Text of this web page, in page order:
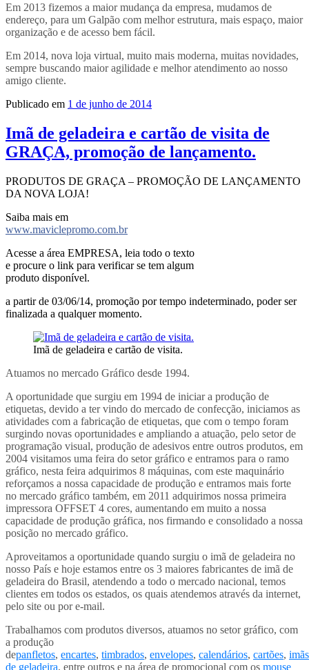
Em 2013 fizemos a maior mudança da empresa, mudamos de
endereço, para um Galpão com melhor estrutura, mais espaço, maior
organização e de acesso bem fácil.
Em 2014, nova loja virtual, muito mais moderna, muitas novidades,
sempre buscando maior agilidade e melhor atendimento ao nosso
amigo cliente.
Publicado em 1 de junho de 2014
Imã de geladeira e cartão de visita de
GRAÇA, promoção de lançamento.
PRODUTOS DE GRAÇA – PROMOÇÃO DE LANÇAMENTO
DA NOVA LOJA!
Saiba mais em
www.maviclepromo.com.br
Acesse a área EMPRESA, leia todo o texto
e procure o link para verificar se tem algum
produto disponível.
a partir de 03/06/14, promoção por tempo indeterminado, poder ser
finalizada a qualquer momento.
Imã de geladeira e cartão de visita.
Atuamos no mercado Gráfico desde 1994.
A oportunidade que surgiu em 1994 de iniciar a produção de
etiquetas, devido a ter vindo do mercado de confecção, iniciamos as
atividades com a fabricação de etiquetas, que com o tempo foram
surgindo novas oportunidades e ampliando a atuação, pelo setor de
programação visual, produção de adesivos entre outros produtos, em
2004 visitamos uma feira do setor gráfico e entramos para o ramo
gráfico, nesta feira adquirimos 8 máquinas, com este maquinário
reforçamos a nossa capacidade de produção e entramos mais forte
no mercado gráfico também, em 2011 adquirimos nossa primeira
impressora OFFSET 4 cores, aumentando em muito a nossa
capacidade de produção gráfica, nos firmando e consolidado a nossa
posição no mercado gráfico.
Aproveitamos a oportunidade quando surgiu o imã de geladeira no
nosso País e hoje estamos entre os 3 maiores fabricantes de imã de
geladeira do Brasil, atendendo a todo o mercado nacional, temos
clientes em todos os estados, os quais atendemos através da internet,
pelo site ou por e-mail.
Trabalhamos com produtos diversos, atuamos no setor gráfico, com
a produção
depanfletos, encartes, timbrados, envelopes, calendários, cartões, imãs
de geladeira, entre outros e na área de promocional com os mouse